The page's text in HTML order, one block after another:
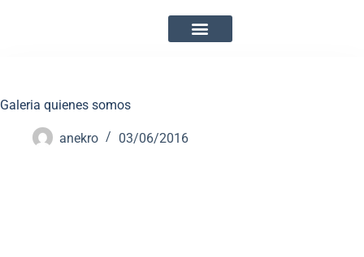
Galeria quienes somos
anekro 03/06/2016